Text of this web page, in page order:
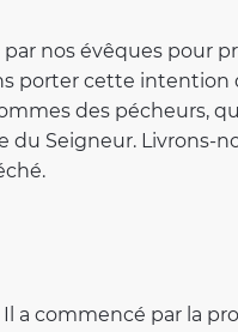
nos évêques pour
porter cette intention
des pécheurs,
du Seigneur. Livrons-
commencé par la